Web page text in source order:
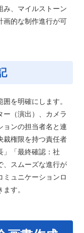
み、マイルストーン
画的な制作進行が可
を明確にします。
ー（演出）、カメラ
ョンの担当者名と連
裁権限を持つ責任者
」「最終確認：社
、スムーズな進行が
ュニケーションロ
す。